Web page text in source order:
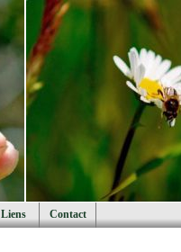
Liens Contact